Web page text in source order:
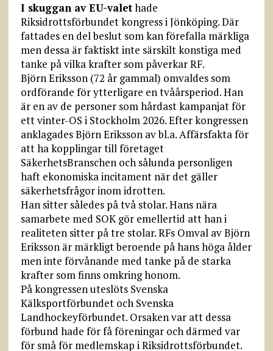
I skuggan av EU-valethade
Riksidrottsförbundet kongress i Jönköping. Där
fattades en del beslut som kan förefalla märkliga
men dessa är faktiskt inte särskilt konstiga med
tanke på vilka krafter som påverkar RF.
Björn Eriksson (72 år gammal) omvaldes som
ordförande för ytterligare en tvåårsperiod. Han
är en av de personer som hårdast kampanjat för
ett vinter-OS i Stockholm 2026. Efter kongressen
anklagades Björn Eriksson av bl.a. Affärsfakta för
att ha kopplingar till företaget
SäkerhetsBranschen och sålunda personligen
haft ekonomiska incitament när det gäller
säkerhetsfrågor inom idrotten.
Han sitter således på två stolar. Hans nära
samarbete med SOK gör emellertid att han i
realiteten sitter på tre stolar. RFs Omval av Björn
Eriksson är märkligt beroende på hans höga ålder
men inte förvånande med tanke på de starka
krafter som finns omkring honom.
På kongressen uteslöts Svenska
Kälksportförbundet och Svenska
Landhockeyförbundet. Orsaken var att dessa
förbund hade för få föreningar och därmed var
för små för medlemskap i Riksidrottsförbundet.